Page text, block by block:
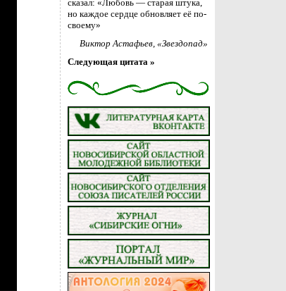
сказал: «Любовь — старая штука,
но каждое сердце обновляет её по-
своему»
Виктор Астафьев, «Звездопад»
Следующая цитата »